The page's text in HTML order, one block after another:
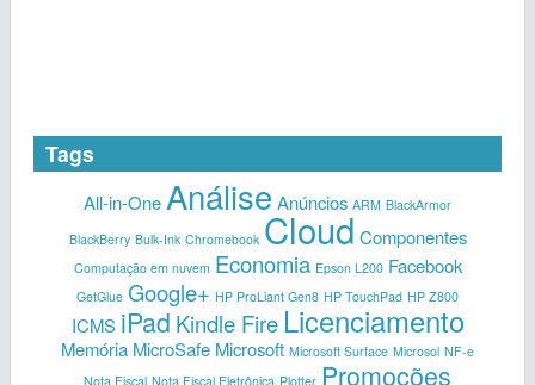
Tags
All-in-OneAnálise Anúncios ARM BlackArmor
BlackBerry Bulk-Ink Chromebook Cloud Componentes
Computação em nuvem Economia Epson L200 Facebook
GetGlue Google+ HP ProLiant Gen8 HP TouchPad HP Z800
ICMS iPad Kindle Fire Licenciamento
Memória MicroSafe Microsoft Microsoft Surface Microsol NF-e
Nota Fiscal Nota Fiscal Eletrônica Plotter Promoções